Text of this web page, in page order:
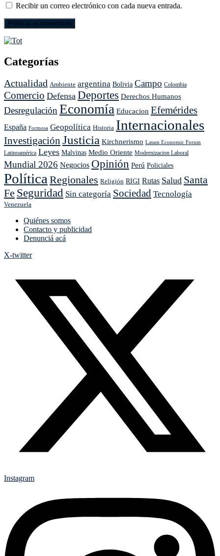
Recibir un correo electrónico con cada nueva entrada.
Categorías
Actualidad Ambiente argentina Bolivia Campo Colombia
Comercio Defensa Deportes Derechos Humanos
Desregulación Economía Educacion Efemérides
España Formosa Geopolítica Historia Internacionales
Investigación Justicia Kirchnerismo Latam Economic Forum
Latinoamérica Leyes Malvinas Medio Oriente Modernizacion Laboral
Mundial 2026 Negocios Opinión Perú Policiales
Política Regionales Religión RIGI Rutas Salud Santa
Fe Seguridad Sin categoría Sociedad Tecnología
Venezuela
Quiénes somos
Contacto y publicidad
Denunciá acá
X-twitter
Instagram